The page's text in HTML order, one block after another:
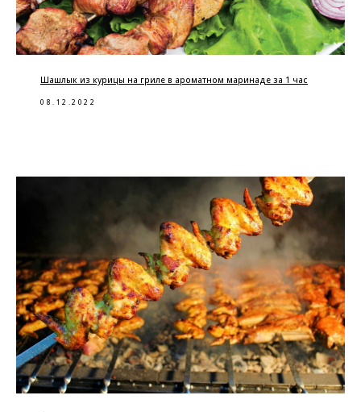
Шашлык из курицы на гриле в ароматном маринаде за 1 час
08.12.2022